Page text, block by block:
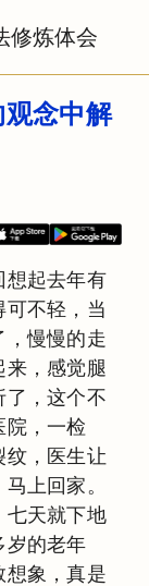
修炼体会
念中解
想起去年有
不轻，当
，慢慢的走
来，感觉腿
了，这个不
院，一检
纹，医生让
上回家。
七天就下地
岁的老年
想象，真是